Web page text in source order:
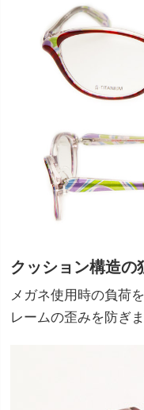
クッション構造の
メガネ使用時の負荷
レームの歪みを防ぎま